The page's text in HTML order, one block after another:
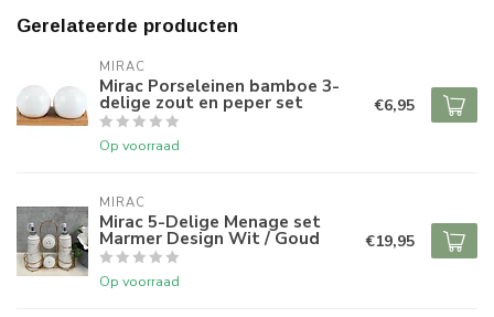
Gerelateerde producten
MIRAC
Mirac Porseleinen bamboe 3-
delige zout en peper set
Op voorraad
€6,95
MIRAC
Mirac 5-Delige Menage set
Marmer Design Wit / Goud
Op voorraad
€19,95